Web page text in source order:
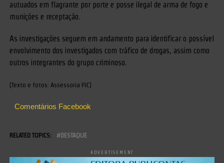
autuados em flagrante por porte e posse ilegal de arma de fogo e
munições e receptação.
As investigações seguem em andamento para identificar o possível
envolvimento dos investigados com tráfico de drogas, assim como
outros integrantes do grupo criminoso.
(Texto e fotos: Assessoria PJC)
Comentários Facebook
RELATED TOPICS: DESTAQUE
ADVERTISEMENT